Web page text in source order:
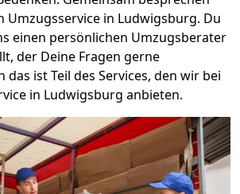
Umzugsservice in Ludwigsburg. Du
einen persönlichen Umzugsberater
der Deine Fragen gerne
ist Teil des Services, den wir bei
in Ludwigsburg anbieten.